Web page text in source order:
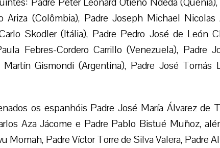
Ariza (Colômbia), Padre Joseph Michael Nicolas
Skodler (Itália), Padre Pedro José de León
Febres-Cordero Carrillo (Venezuela), Padre
Gismondi (Argentina), Padre José Tomás
os espanhóis Padre José María Álvarez de
Aza Jácome e Padre Pablo Bistué Muñoz,
Momah, Padre Víctor Torre de Silva Valera, Padre